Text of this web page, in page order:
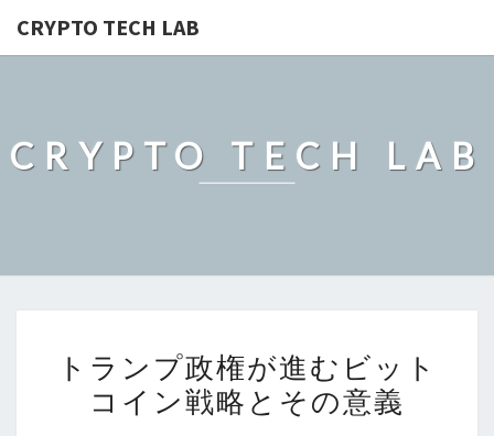
CRYPTO TECH LAB
CRYPTO TECH LAB
ラ
ン
トランプ政権が進むビット
コイン戦略とその意義